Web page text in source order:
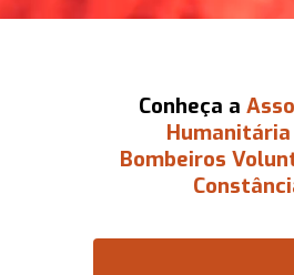
Conheça a
Humanitária
Bombeiros